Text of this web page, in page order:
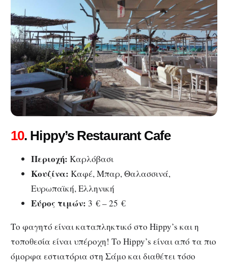
10. Hippy’s Restaurant Cafe
Περιοχή: Καρλόβασι
Κουζίνα: Kαφέ, Μπαρ, Θαλασσινά,
Ευρωπαϊκή, Ελληνική
Εύρος τιμών: 3 € – 25 €
Το φαγητό είναι καταπληκτικό στο Hippy’s και η
τοποθεσία είναι υπέροχη! Το Hippy’s είναι από τα πιο
όμορφα εστιατόρια στη Σάμο και διαθέτει τόσο